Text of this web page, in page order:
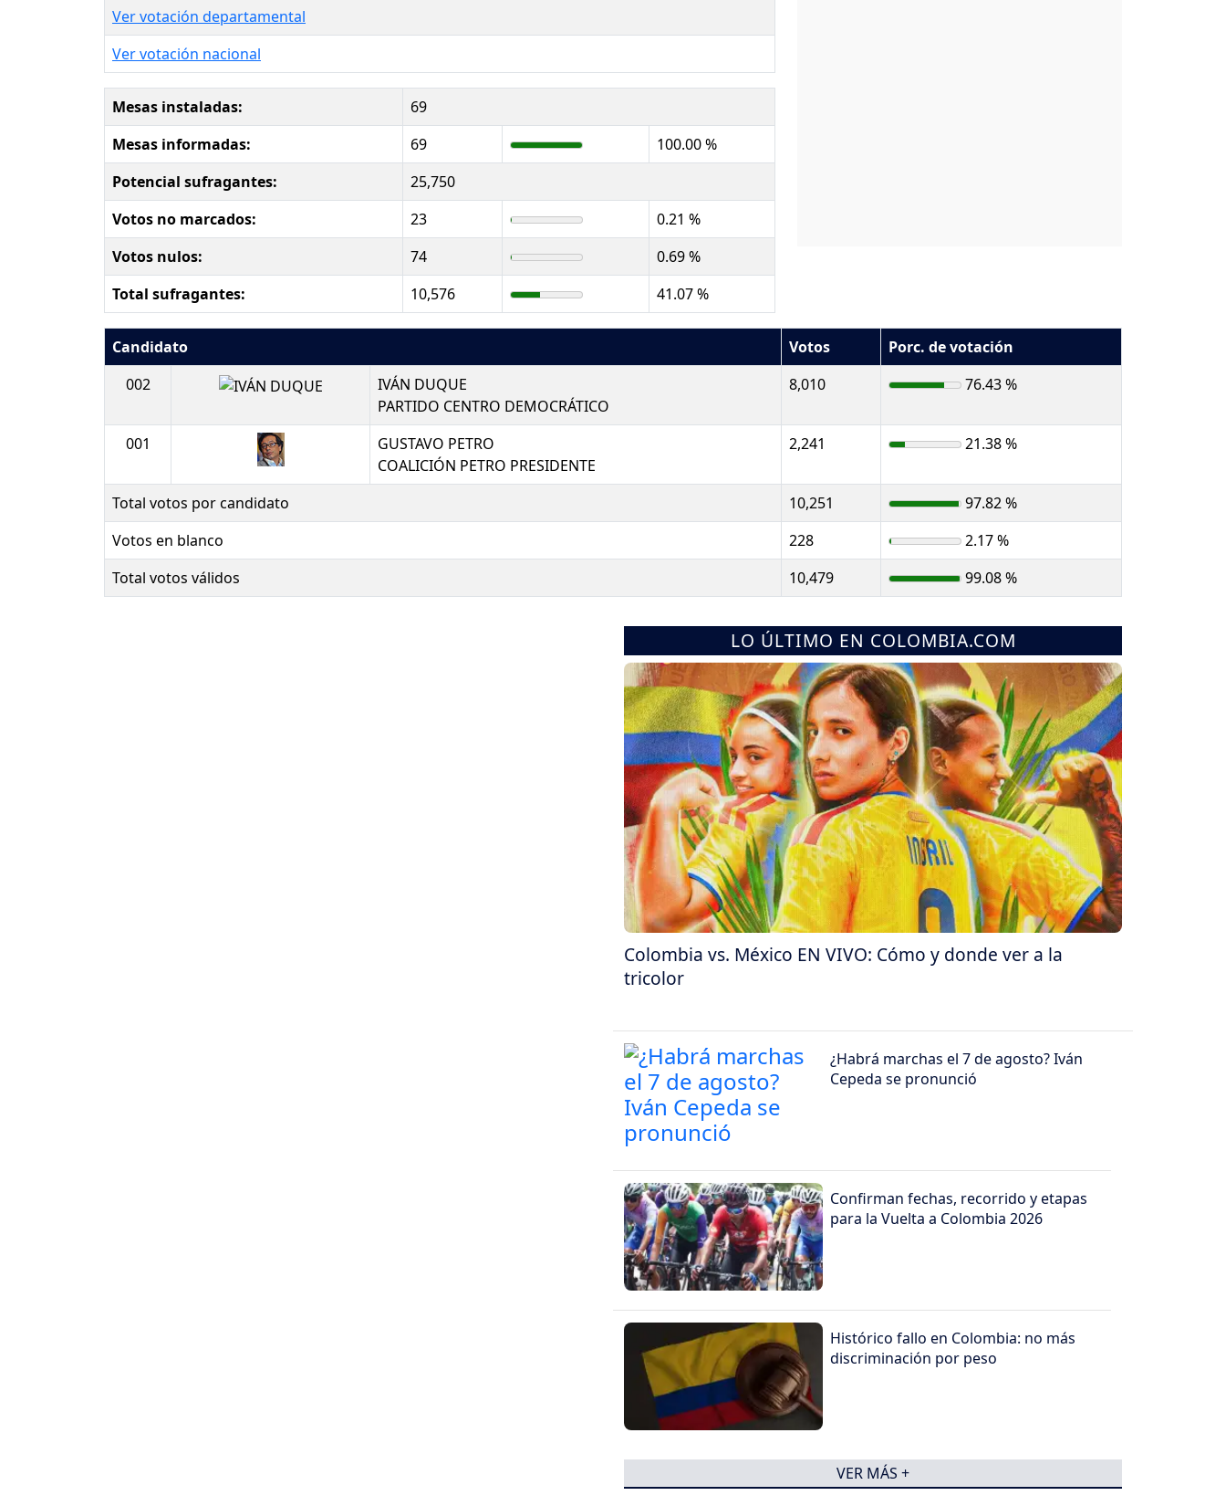
Ver votación departamental
Ver votación nacional
Mesas instaladas:
69
Mesas informadas:
69
100.00 %
Potencial sufragantes:
25,750
Votos no marcados:
23
0.21 %
Votos nulos:
74
0.69 %
Total sufragantes:
10,576 41.07 %
Candidato Votos
Porc. de votación
002
IVÁN DUQUE
PARTIDO CENTRO DEMOCRÁTICO
8,010 76.43 %
001
GUSTAVO PETRO
COALICIÓN PETRO PRESIDENTE
2,241 21.38 %
Total votos por candidato 10,251
97.82 %
Votos en blanco
228
2.17 %
Total votos válidos
10,479 99.08 %
LO ÚLTIMO EN COLOMBIA.COM
Colombia vs. México EN VIVO: Cómo y donde ver a la
tricolor
¿Habrá marchas el 7 de agosto? Iván
Cepeda se pronunció
Confirman fechas, recorrido y etapas
para la Vuelta a Colombia 2026
Histórico fallo en Colombia: no más
discriminación por peso
VER MÁS +